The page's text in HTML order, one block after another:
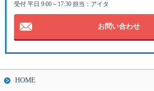
受付 平日 9:00～17:30 担当：アイタ
お問い合わせ
HOME